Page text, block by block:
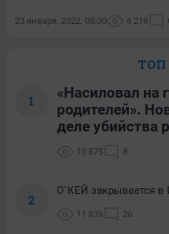
23 января, 2022, 08:00 4 219
ТОП
1
«Насиловал на
родителей».
деле убийства
13 875 8
2
О`КЕЙ закрывается в
11 839 26